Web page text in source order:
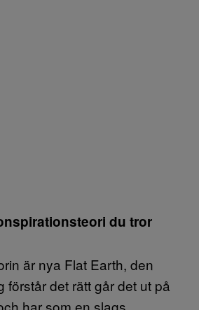
du tror
är nya Flat Earth, den
förstår det rätt går det ut på
har som en slags